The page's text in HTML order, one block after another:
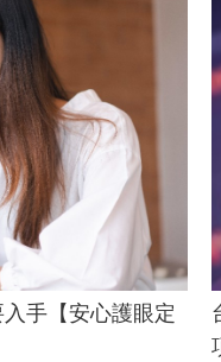
手【安心護眼定